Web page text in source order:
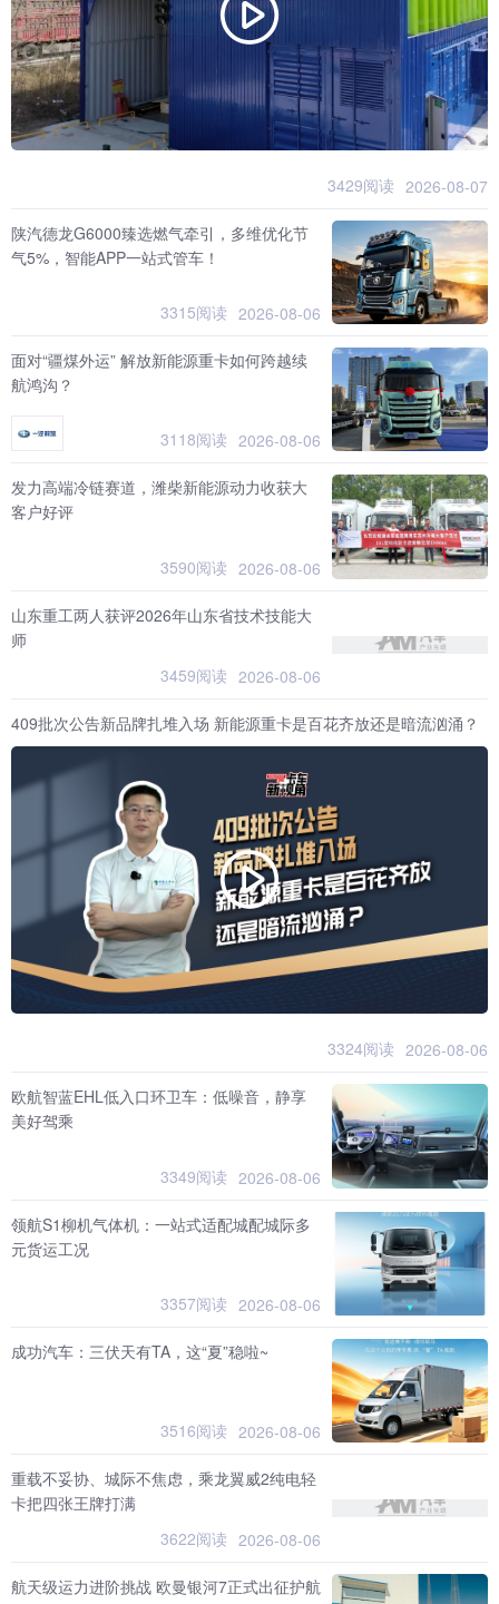
3429阅读 2026-08-07
陕汽德龙G6000臻选燃气牵引，多维优化节
气5%，智能APP一站式管车！
3315阅读 2026-08-06
面对“疆煤外运” 解放新能源重卡如何跨越续
航鸿沟？
3118阅读 2026-08-06
发力高端冷链赛道，潍柴新能源动力收获大
客户好评
3590阅读 2026-08-06
山东重工两人获评2026年山东省技术技能大
师
3459阅读 2026-08-06
409批次公告新品牌扎堆入场 新能源重卡是百花齐放还是暗流汹涌？
3324阅读 2026-08-06
欧航智蓝EHL低入口环卫车：低噪音，静享
美好驾乘
3349阅读 2026-08-06
领航S1柳机气体机：一站式适配城配城际多
元货运工况
3357阅读 2026-08-06
成功汽车：三伏天有TA，这“夏”稳啦~
3516阅读 2026-08-06
重载不妥协、城际不焦虑，乘龙翼威2纯电轻
卡把四张王牌打满
3622阅读 2026-08-06
航天级运力进阶挑战 欧曼银河7正式出征护航